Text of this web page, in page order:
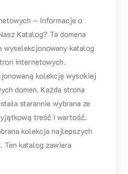
– Informacje o
Katalog? Ta domena
wyselekcjonowany katalog
internetowych.
kolekcję wysokiej
domen. Każda strona
starannie wybrana ze
treść i wartość.
kolekcja najlepszych
katalog zawiera